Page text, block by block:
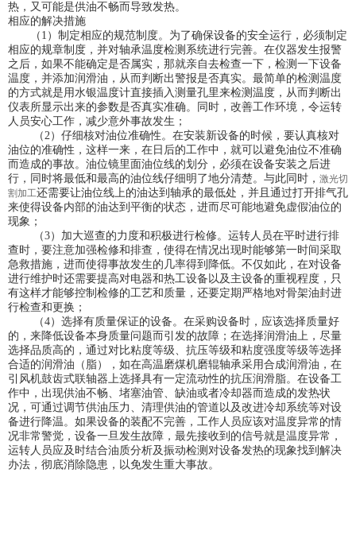
热，又可能是供油不畅而导致发热。
相应的解决措施
（1）制定相应的规范制度。为了确保设备的安全运行，必须制定
相应的规章制度，并对轴承温度检测系统进行完善。在仪器发生报警
之后，如果不能确定是否属实，那就亲自去检查一下，检测一下设备
温度，并添加润滑油，从而判断出警报是否真实。最简单的检测温度
的方式就是用水银温度计直接插入测量孔里来检测温度，从而判断出
仪表所显示出来的参数是否真实准确。同时，改善工作环境，令运转
人员安心工作，减少意外事故发生；
（2）仔细核对油位准确性。在安装新设备的时候，要认真核对
油位的准确性，这样一来，在日后的工作中，就可以避免油位不准确
而造成的事故。油位镜里面油位线的划分，必须在设备安装之后进
行，同时将最低和最高的油位线仔细明了地分清楚。与此同时， 激光切
割加工还需要让油位线上的油达到轴承的最低处，并且通过打开排气孔
来使得设备内部的油达到平衡的状态，进而尽可能地避免虚假油位的
现象；
（3）加大巡查的力度和积极进行检修。运转人员在平时进行排
查时，要注意加强检修和排查，使得在情况出现时能够第一时间采取
急救措施，进而使得事故发生的几率得到降低。不仅如此，在对设备
进行维护时还需要提高对电器和热工设备以及主设备的重视程度，只
有这样才能够控制检修的工艺和质量，还要定期严格地对骨架油封进
行检查和更换；
（4）选择有质量保证的设备。在采购设备时，应该选择质量好
的，来降低设备本身质量问题而引发的故障；在选择润滑油上，尽量
选择品质高的，通过对比粘度等级、抗压等级和粘度强度等级等选择
合适的润滑油（脂），如在高温磨煤机磨辊轴承采用合成润滑油，在
引风机鼓齿式联轴器上选择具有一定流动性的抗压润滑脂。在设备工
作中，出现供油不畅、堵塞油管、缺油或者冷却器而造成的发热状
况，可通过调节供油压力、清理供油的管道以及改进冷却系统等对设
备进行降温。如果设备的装配不完善，工作人员应该对温度异常的情
况非常警觉，设备一旦发生故障，最先接收到的信号就是温度异常，
运转人员应及时结合油质分析及振动检测对设备发热的现象找到解决
办法，彻底消除隐患，以免发生重大事故。